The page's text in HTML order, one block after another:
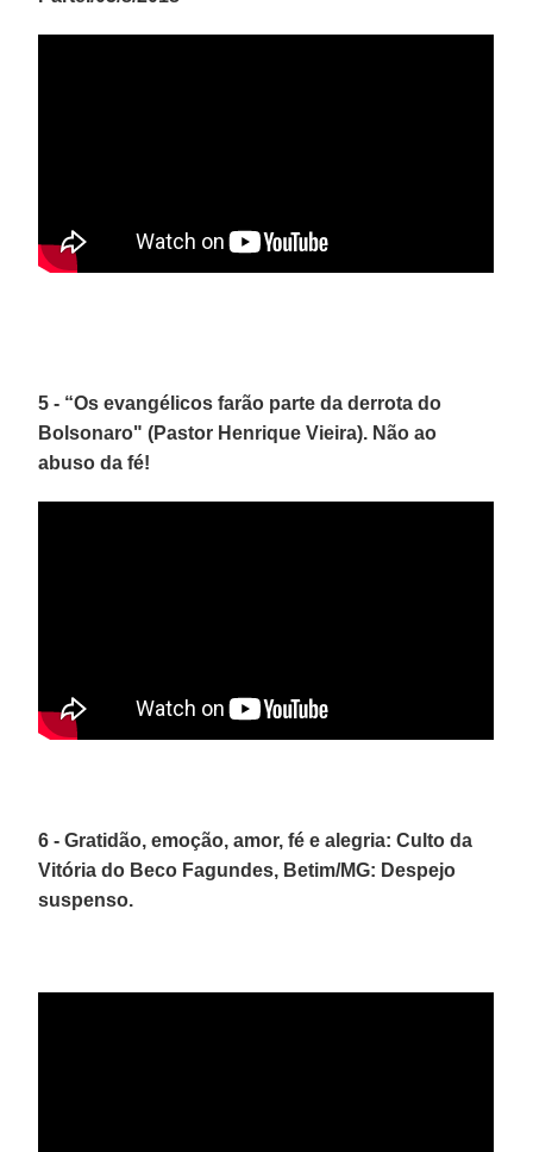
5 - “Os evangélicos farão parte da derrota do
Bolsonaro" (Pastor Henrique Vieira). Não ao
abuso da fé!
6 - Gratidão, emoção, amor, fé e alegria: Culto da
Vitória do Beco Fagundes, Betim/MG: Despejo
suspenso.